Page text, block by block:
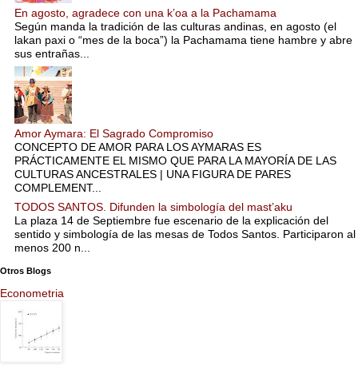
En agosto, agradece con una k’oa a la Pachamama
Según manda la tradición de las culturas andinas, en agosto (el
lakan paxi o “mes de la boca”) la Pachamama tiene hambre y abre
sus entrañas...
Amor Aymara: El Sagrado Compromiso
CONCEPTO DE AMOR PARA LOS AYMARAS ES
PRÁCTICAMENTE EL MISMO QUE PARA LA MAYORÍA DE LAS
CULTURAS ANCESTRALES | UNA FIGURA DE PARES
COMPLEMENT...
TODOS SANTOS. Difunden la simbología del mast’aku
La plaza 14 de Septiembre fue escenario de la explicación del
sentido y simbología de las mesas de Todos Santos. Participaron al
menos 200 n...
Otros Blogs
Econometria